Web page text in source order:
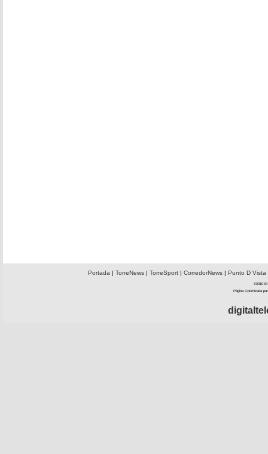
Portada | TorreNews| TorreSport| CorredorNews| Punto D Vista
©2010 El
Página Optimizada